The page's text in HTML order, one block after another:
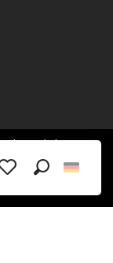
bretonischen